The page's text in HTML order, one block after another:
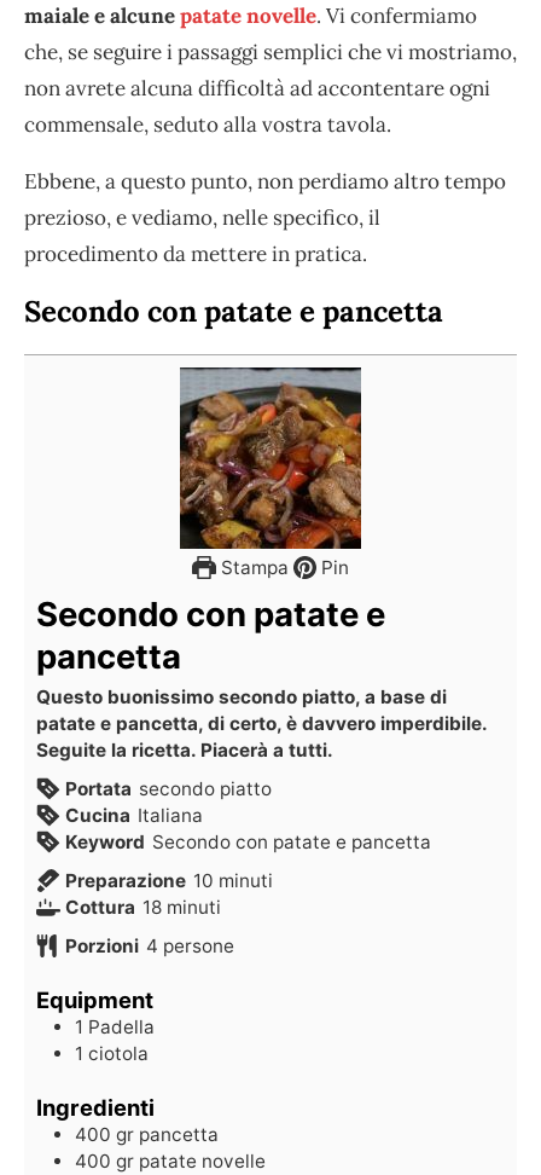
maiale e alcunepatate novelle. Vi confermiamo
che, se seguire i passaggi semplici che vi mostriamo,
non avrete alcuna difficoltà ad accontentare ogni
commensale, seduto alla vostra tavola.
Ebbene, a questo punto, non perdiamo altro tempo
prezioso, e vediamo, nelle specifico, il
procedimento da mettere in pratica.
Secondo con patate e pancetta
Stampa Pin
Secondo con patate e
pancetta
Questo buonissimo secondo piatto, a base di
patate e pancetta, di certo, è davvero imperdibile.
Seguite la ricetta. Piacerà a tutti.
Portata secondo piatto
Cucina Italiana
Keyword Secondo con patate e pancetta
Preparazione 10 minuti
Cottura 18 minuti
Porzioni 4 persone
Equipment
1 Padella
1 ciotola
Ingredienti
400 gr pancetta
400 gr patate novelle